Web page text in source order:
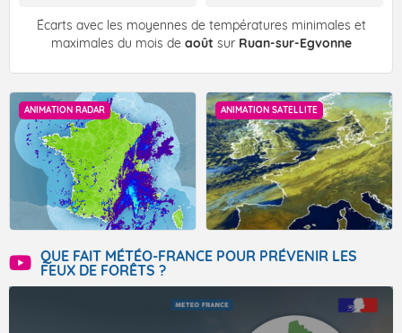
Écarts avec les moyennes de températures minimales et
maximales du mois de août sur Ruan-sur-Egvonne
ANIMATION RADAR ANIMATION SATELLITE
QUE FAIT MÉTÉO-FRANCE POUR PRÉVENIR LES
FEUX DE FORÊTS ?